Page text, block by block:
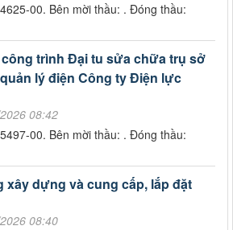
00. Bên mời thầu: . Đóng thầu:
trình Đại tu sửa chữa trụ sở
lý điện Công ty Điện lực
08:42
00. Bên mời thầu: . Đóng thầu:
xây dựng và cung cấp, lắp đặt
08:40